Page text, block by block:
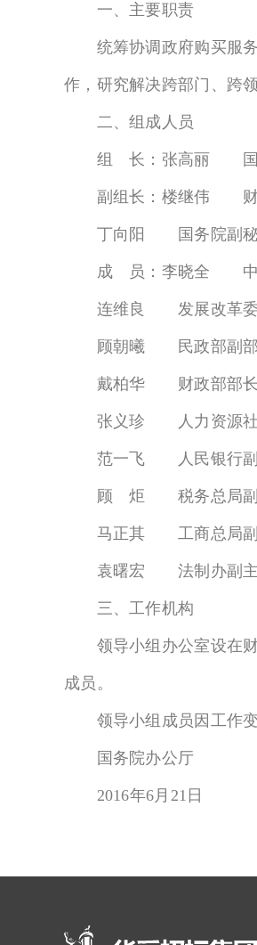
一、主要职责
统筹协调政府购买服务
作，研究解决跨部门、跨
二、组成人员
组 长：张高丽 国
副组长：楼继伟 财
丁向阳 国务院副秘
成 员：李晓全 中
连维良 发展改革委
顾朝曦 民政部副部
戴柏华 财政部部长
张义珍 人力资源社
范一飞 人民银行副
顾 炬 税务总局副
马正其 工商总局副
袁曙宏 法制办副主
三、工作机构
领导小组办公室设在财
成员。
领导小组成员因工作变
国务院办公厅
2016年6月21日